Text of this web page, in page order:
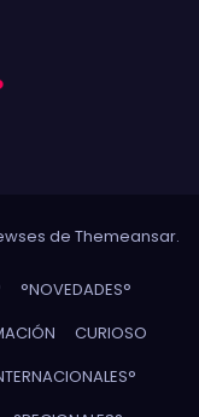
de Themeansar.
°NOVEDADES°
CURIOSO